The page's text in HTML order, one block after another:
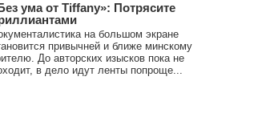
ума от Tiffany»: Потрясите
на большом экране
привычней и ближе минскому
До авторских изысков пока не
в дело идут ленты попроще...